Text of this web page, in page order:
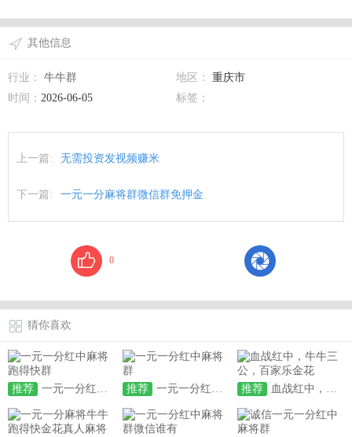
其他信息
行业： 牛牛群 地区：
重庆市
时间： 2026-06-05 标签：
上一篇: 无需投资发视频赚米
下一篇: 一元一分麻将群微信群免押金
0
猜你喜欢
推荐 一元一分红中麻将跑得快群 推荐 一元一分红中麻将群 推荐 血战红中，牛牛三公，百家乐金花